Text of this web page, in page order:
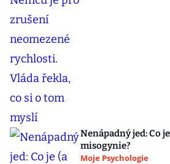
Nenápadný jed: Co
misogynie?
Moje Psychologie